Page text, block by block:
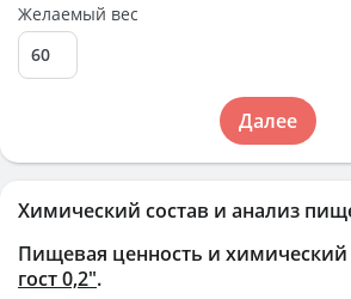
Химический состав и анализ
Пищевая ценность и химический
гост 0,2".
Желаемый вес
Далее